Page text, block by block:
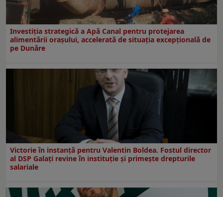
Investiția strategică a Apă Canal pentru protejarea
alimentării orașului, accelerată de situația excepțională de
pe Dunăre
Victorie în instanță pentru Valentin Boldea. Fostul director
al DSP Galați revine în instituție și primește drepturile
salariale